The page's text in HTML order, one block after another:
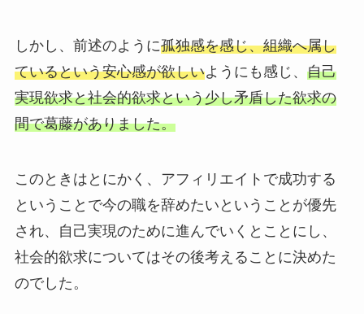
しかし、前述のように孤独感を感じ、組織へ属し
ているという安心感が欲しいようにも感じ、 自己
実現欲求と社会的欲求という少し矛盾した欲求の
間で葛藤がありました。
このときはとにかく、アフィリエイトで成功する
ということで今の職を辞めたいということが優先
され、自己実現のために進んでいくとことにし、
社会的欲求についてはその後考えることに決めた
のでした。